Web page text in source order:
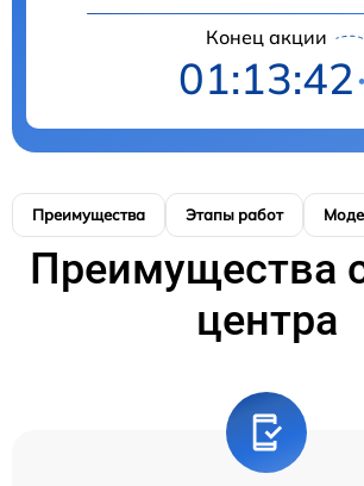
Конец акции
01:13:41
Преимущества Этапы работ
Преимущества
центра